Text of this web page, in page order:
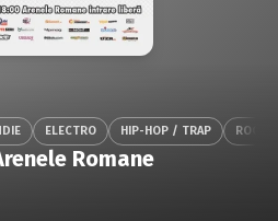
ELECTRO HIP-HOP / TRAP ROCK
Romane